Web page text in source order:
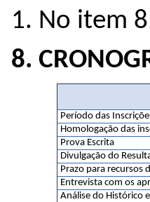
1. No item
8.
Período das
Homologação das
Prova Escrita
Divulgação do
Prazo para recursos
Entrevista com os
Análise do Histórico